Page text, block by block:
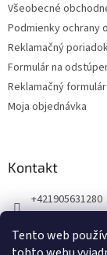
Tento web
Všeobecné
Podmienky ochrany
Reklamačný
Formulár na
Reklamačný formulár
Moja objednávka
Kontakt
+421905631280
123zdravie.sk/